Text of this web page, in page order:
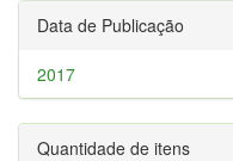
Data de Publicação
2017
Quantidade de itens